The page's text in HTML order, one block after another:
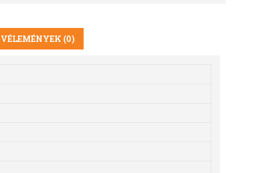
VÉLEMÉNYEK (0)